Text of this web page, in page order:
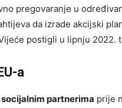
pregovaranje u
da izrade akcijski
postigli u lipnju 2022.
a
partnerima prije